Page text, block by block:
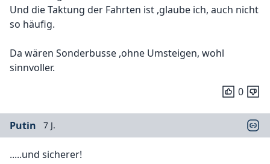
Und die Taktung der Fahrten ist ,glaube ich, auch nicht
so häufig.
Da wären Sonderbusse ,ohne Umsteigen, wohl
sinnvoller.
0
Putin 7 J.
.....und sicherer!